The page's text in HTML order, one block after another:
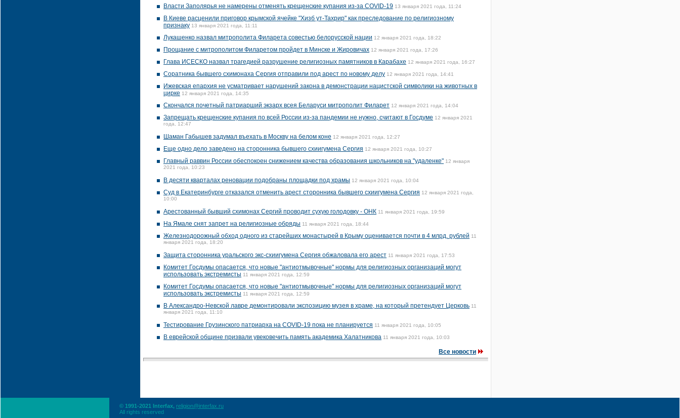
Власти Заполярья не намерены отменять крещенские купания из-за COVID-19 13 января 2021 года, 11:24
В Киеве расценили приговор крымской ячейке "Хизб ут-Тахрир" как преследование по религиозному
признаку 13 января 2021 года, 11:11
Лукашенко назвал митрополита Филарета совестью белорусской нации 12 января 2021 года, 18:22
Прощание с митрополитом Филаретом пройдет в Минске и Жировичах 12 января 2021 года, 17:26
Глава ИСЕСКО назвал трагедией разрушение религиозных памятников в Карабахе 12 января 2021 года, 16:27
Соратника бывшего схимонаха Сергия отправили под арест по новому делу 12 января 2021 года, 14:41
Ижевская епархия не усматривает нарушений закона в демонстрации нацистской символики на животных в
цирке 12 января 2021 года, 14:35
Скончался почетный патриарший экзарх всея Беларуси митрополит Филарет 12 января 2021 года, 14:04
Запрещать крещенские купания по всей России из-за пандемии не нужно, считают в Госдуме 12 января 2021
года, 12:47
Шаман Габышев задумал въехать в Москву на белом коне 12 января 2021 года, 12:27
Еще одно дело заведено на сторонника бывшего схиигумена Сергия 12 января 2021 года, 10:27
Главный раввин России обеспокоен снижением качества образования школьников на "удаленке" 12 января
2021 года, 10:23
В десяти кварталах реновации подобраны площадки под храмы 12 января 2021 года, 10:04
Суд в Екатеринбурге отказался отменить арест сторонника бывшего схиигумена Сергия 12 января 2021 года,
10:00
Арестованный бывший схимонах Сергий проводит сухую голодовку - ОНК 11 января 2021 года, 19:59
На Ямале снят запрет на религиозные обряды 11 января 2021 года, 18:44
Железнодорожный обход одного из старейших монастырей в Крыму оценивается почти в 4 млрд. рублей 11
января 2021 года, 18:20
Защита сторонника уральского экс-схиигумена Сергия обжаловала его арест 11 января 2021 года, 17:53
Комитет Госдумы опасается, что новые "антиотмывочные" нормы для религиозных организаций могут
использовать экстремисты 11 января 2021 года, 12:59
Комитет Госдумы опасается, что новые "антиотмывочные" нормы для религиозных организаций могут
использовать экстремисты 11 января 2021 года, 12:59
В Александро-Невской лавре демонтировали экспозицию музея в храме, на который претендует Церковь 11
января 2021 года, 11:10
Тестирование Грузинского патриарха на COVID-19 пока не планируется 11 января 2021 года, 10:05
В еврейской общине призвали увековечить память академика Халатникова 11 января 2021 года, 10:03
Все новости
© 1991-2021 Interfax, religion@interfax.ru
All rights reserved